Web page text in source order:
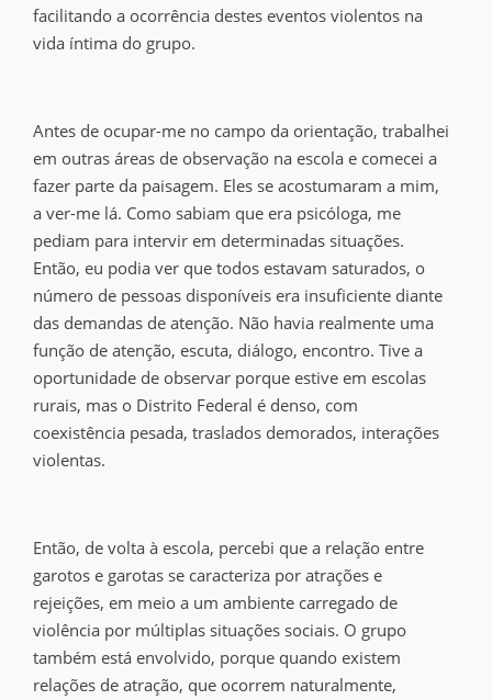
facilitando a ocorrência destes eventos violentos na
vida íntima do grupo.
Antes de ocupar-me no campo da orientação, trabalhei
em outras áreas de observação na escola e comecei a
fazer parte da paisagem. Eles se acostumaram a mim,
a ver-me lá. Como sabiam que era psicóloga, me
pediam para intervir em determinadas situações.
Então, eu podia ver que todos estavam saturados, o
número de pessoas disponíveis era insuficiente diante
das demandas de atenção. Não havia realmente uma
função de atenção, escuta, diálogo, encontro. Tive a
oportunidade de observar porque estive em escolas
rurais, mas o Distrito Federal é denso, com
coexistência pesada, traslados demorados, interações
violentas.
Então, de volta à escola, percebi que a relação entre
garotos e garotas se caracteriza por atrações e
rejeições, em meio a um ambiente carregado de
violência por múltiplas situações sociais. O grupo
também está envolvido, porque quando existem
relações de atração, que ocorrem naturalmente,